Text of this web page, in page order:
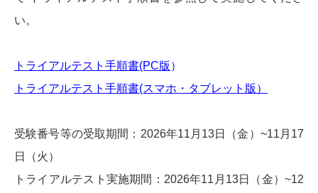
い。
トライアルテスト手順書(PC版 ）
トライアルテスト手順書(スマホ・タブレット版）
受験番号等の受取期間：2026年11月13日（金）~11月17
日（火）
トライアルテスト実施期間：2026年11月13日（金）~12